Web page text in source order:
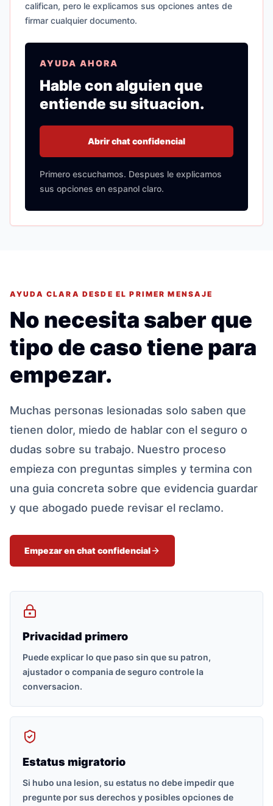
califican, pero le explicamos sus opciones antes de
firmar cualquier documento.
AYUDA AHORA
Hable con alguien que
entiende su situacion.
Abrir chat confidencial
Primero escuchamos. Despues le explicamos
sus opciones en espanol claro.
AYUDA CLARA DESDE EL PRIMER MENSAJE
No necesita saber que
tipo de caso tiene para
empezar.
Muchas personas lesionadas solo saben que
tienen dolor, miedo de hablar con el seguro o
dudas sobre su trabajo. Nuestro proceso
empieza con preguntas simples y termina con
una guia concreta sobre que evidencia guardar
y que abogado puede revisar el reclamo.
Empezar en chat confidencial
Privacidad primero
Puede explicar lo que paso sin que su patron,
ajustador o compania de seguro controle la
conversacion.
Estatus migratorio
Si hubo una lesion, su estatus no debe impedir que
pregunte por sus derechos y posibles opciones de